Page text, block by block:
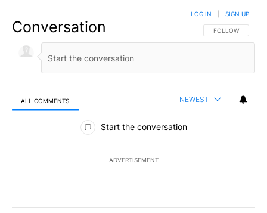
Conversation FOLLOW THIS
FOLLOW
LOG IN SIGN UP
ALL COMMENTS NEWEST
All Comments
Start the conversation
ADVERTISEMENT